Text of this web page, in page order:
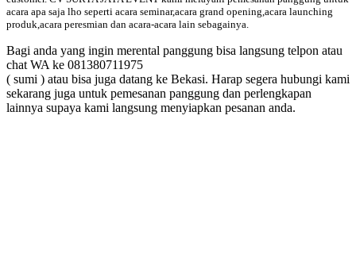
acara apa saja lho seperti acara seminar,acara grand opening,acara launching
produk,acara peresmian dan acara-acara lain sebagainya.
Bagi anda yang ingin merental panggung bisa langsung telpon atau
chat WA ke 081380711975
( sumi ) atau bisa juga datang ke Bekasi. Harap segera hubungi kami
sekarang juga untuk pemesanan panggung dan perlengkapan
lainnya supaya kami langsung menyiapkan pesanan anda.